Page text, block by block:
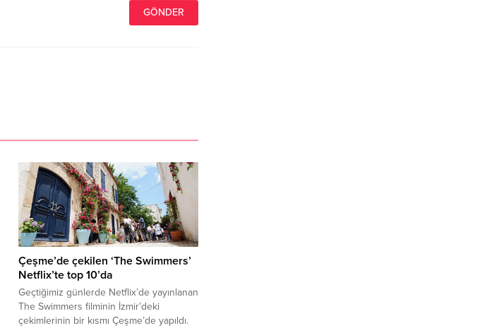
Çeşme’de çekilen ‘The Swimmers’
Netflix’te top 10’da
Geçtiğimiz günlerde Netflix’de yayınlanan
The Swimmers filminin İzmir’deki
çekimlerinin bir kısmı Çeşme’de yapıldı.